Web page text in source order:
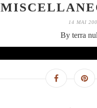
14 MAI
By terra